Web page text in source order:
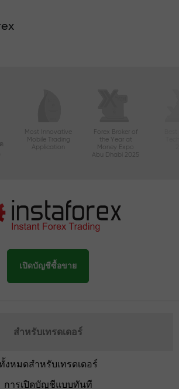
Most Innovative
Mobile Trading
Application
Forex Broker of
the Year at
Money Expo
Abu Dhabi 2025
เปิดบัญชีซื้อขาย
สำหรับเทรดเดอร์
งหมดสำหรับเทรดเดอร์
การเปิดบัญชีแบบทันที